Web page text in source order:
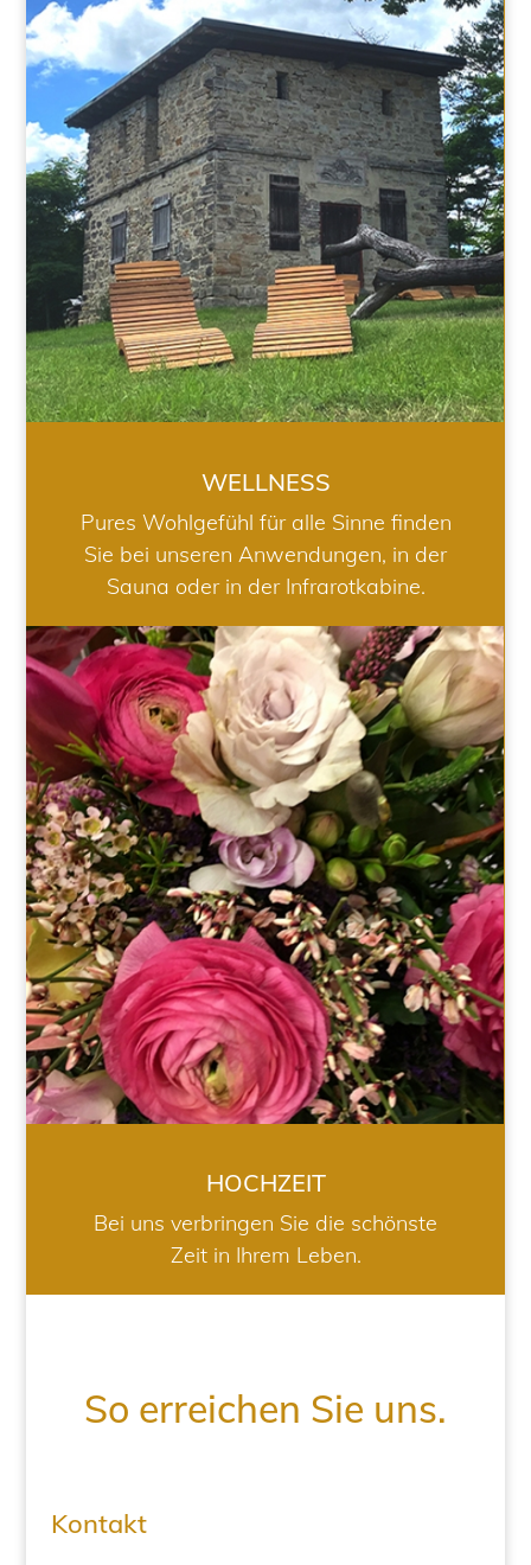
WELLNESS
WELLNESS
Pures Wohlgefühl für alle Sinne finden
Sie bei unseren Anwendungen, in der
Sauna oder in der Infrarotkabine.
HOCHZEIT
HOCHZEIT
Bei uns verbringen Sie die schönste
Zeit in Ihrem Leben.
So erreichen Sie uns.
Kontakt